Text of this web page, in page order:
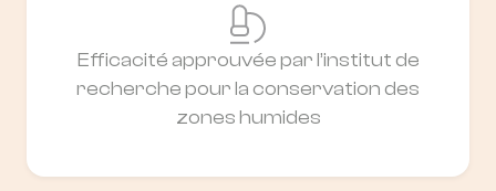
Efficacité approuvée par l’institut de
recherche pour la conservation des
zones humides